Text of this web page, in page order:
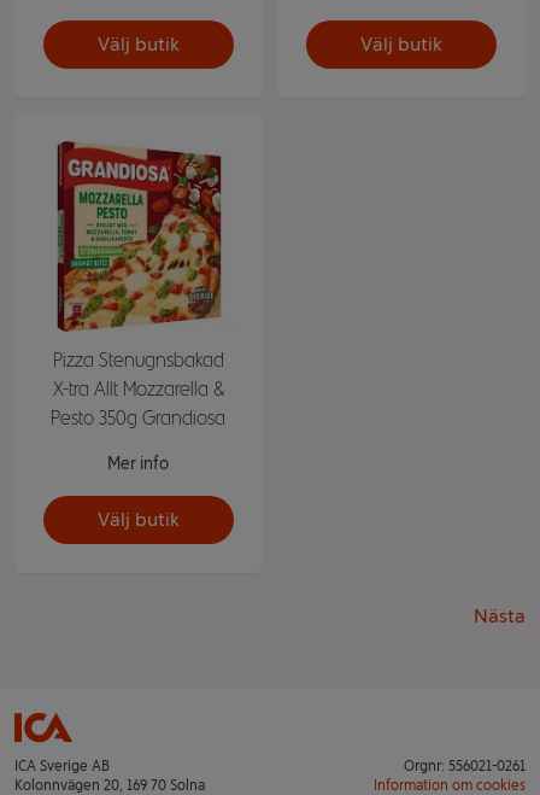
Välj butik Välj butik
Pizza Stenugnsbakad
X-tra Allt Mozzarella &
Pesto 350g Grandiosa
Mer info
Välj butik
Nästa
ICA Sverige AB
Kolonnvägen 20, 169 70 Solna
Orgnr: 556021-0261
Information om cookies